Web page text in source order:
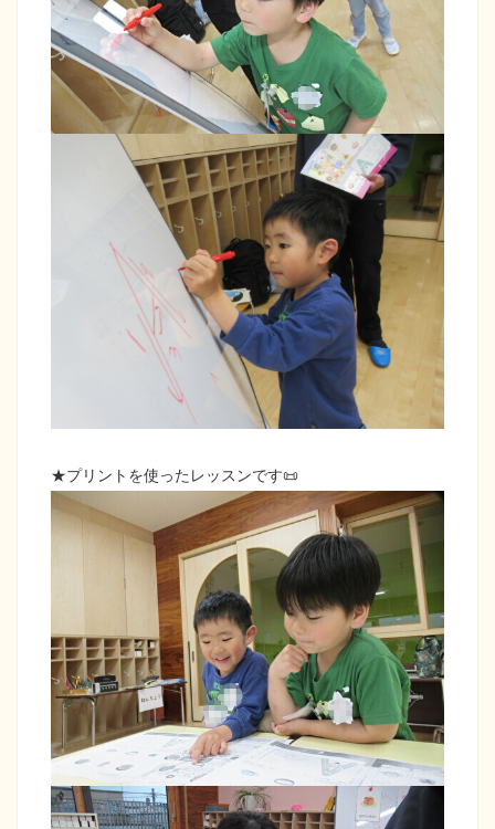
★プリントを使ったレッスンです📜